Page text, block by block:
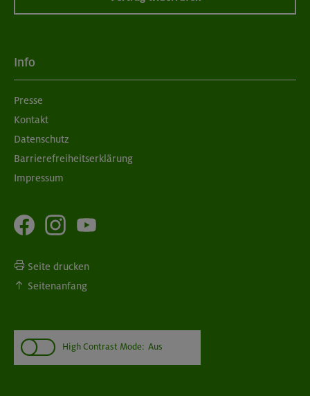
Info
Presse
Kontakt
Datenschutz
Barrierefreiheitserklärung
Impressum
Seite drucken
Seitenanfang
High Contrast Mode: Aus